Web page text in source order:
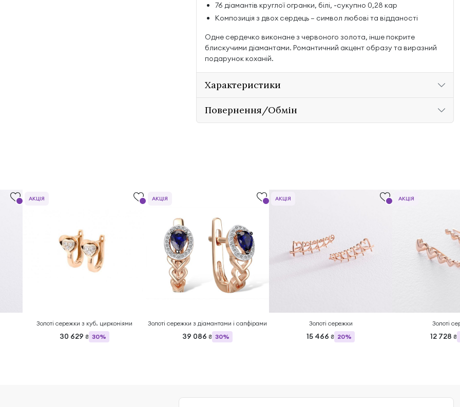
76 діамантів круглої огранки, білі, ~сукупно 0,28 кар
Композиція з двох сердець — символ любові та відданості
Одне сердечко виконане з червоного золота, інше покрите
блискучими діамантами. Романтичний акцент образу та виразний
подарунок коханій.
Характеристики
Повернення/Обмін
Золоті сережки з куб. цирконіями
30 629 ₴ 30%
АКЦІЯ
Золоті сережки з діамантами і сапфірами
39 086 ₴ 30%
АКЦІЯ
Золоті сережки
15 466 ₴ 20%
АКЦІЯ
Золоті
12 728 ₴
АКЦІЯ